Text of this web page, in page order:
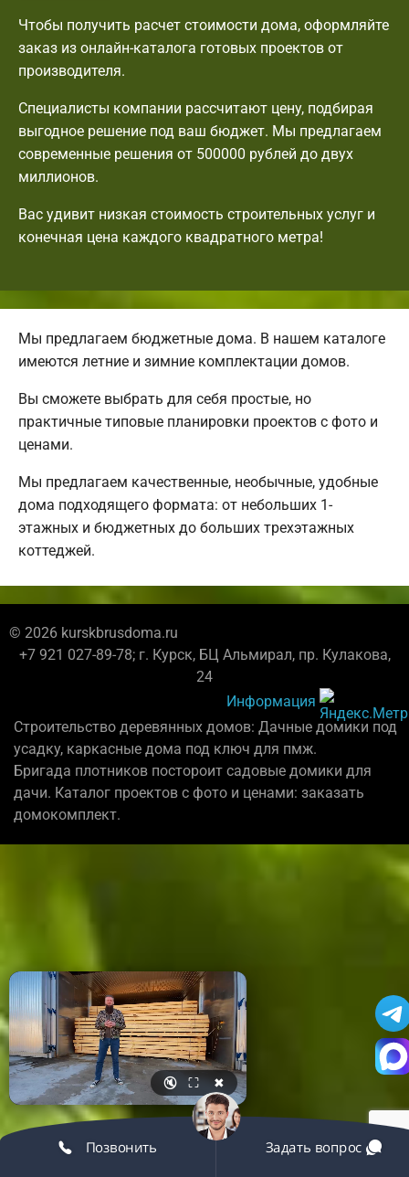
Чтобы получить расчет стоимости дома, оформляйте
заказ из онлайн-каталога готовых проектов от
производителя.
Специалисты компании рассчитают цену, подбирая
выгодное решение под ваш бюджет. Мы предлагаем
современные решения от 500000 рублей до двух
миллионов.
Вас удивит низкая стоимость строительных услуг и
конечная цена каждого квадратного метра!
Мы предлагаем бюджетные дома. В нашем каталоге
имеются летние и зимние комплектации домов.
Вы сможете выбрать для себя простые, но
практичные типовые планировки проектов с фото и
ценами.
Мы предлагаем качественные, необычные, удобные
дома подходящего формата: от небольших 1-
этажных и бюджетных до больших трехэтажных
коттеджей.
© 2026 kurskbrusdoma.ru
+7 921 027-89-78; г. Курск, БЦ Альмирал, пр. Кулакова,
24
Информация
Строительство деревянных домов: Дачные домики под
усадку, каркасные дома под ключ для пмж.
Бригада плотников постороит садовые домики для
дачи. Каталог проектов с фото и ценами: заказать
домокомплект.
🔇 ⛶ ✖
Позвонить Задать вопрос